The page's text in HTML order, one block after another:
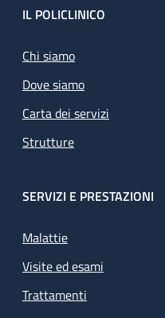
Footer
IL POLICLINICO
Chi siamo
Dove siamo
Carta dei servizi
Strutture
SERVIZI E PRESTAZIONI
Malattie
Visite ed esami
Trattamenti